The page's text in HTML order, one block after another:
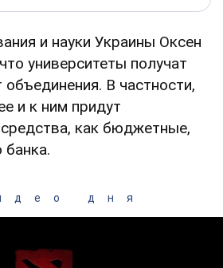
и науки Украины Оксен
университеты получат
В частности,
и к ним придут
как бюджетные,
банка.
дня